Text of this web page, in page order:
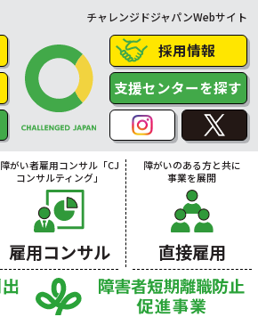
チャレンジドジャパンWebサイト
採用情報
支援センターを探す
障がい者雇用コンサル「CJ
コンサルティング」
雇用コンサル
障がいのある方と共に
事業を展開
直接雇用